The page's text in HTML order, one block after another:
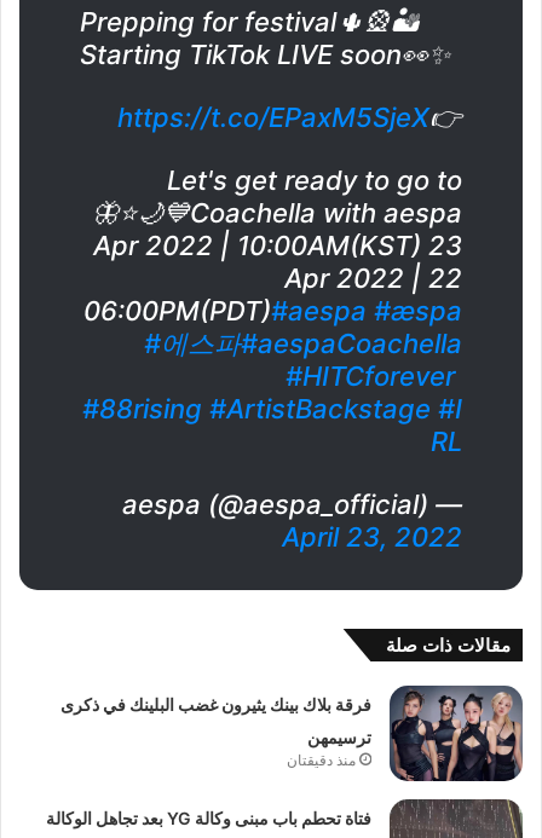
Prepping for festival🌵🎡🏜
Starting TikTok LIVE soon👀✨
👉
https://t.co/EPaxM5SjeX
Let's get ready to go to
Coachella with aespa💙🌙⭐️🦋
23 Apr 2022 | 10:00AM(KST)
22 Apr 2022 |
06:00PM(PDT)#aespa #æspa
#에스파#aespaCoachella
#HITCforever
#88rising #ArtistBackstage #I
RL
— aespa (@aespa_official)
April 23, 2022
مقالات ذات صلة
فرقة بلاك بينك يثيرون غضب البلينك في ذكرى
ترسيمهن
منذ دقيقتان
فتاة تحطم باب مبنى وكالة YG بعد تجاهل الوكالة